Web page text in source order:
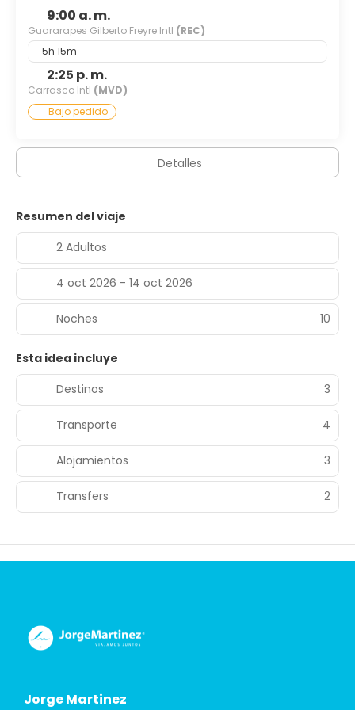
9:00 a. m.
Guararapes Gilberto Freyre Intl (REC)
5h 15m
2:25 p. m.
Carrasco Intl (MVD)
Bajo pedido
Detalles
Resumen del viaje
2 Adultos
4 oct 2026 - 14 oct 2026
Noches 10
Esta idea incluye
Destinos
3
Transporte 4
Alojamientos 3
Transfers 2
Jorge Martinez